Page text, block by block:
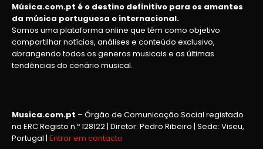
Música.com.pt é o destino definitivo para os amantes
da música portuguesa e internacional.
Somos uma plataforma online que têm como objetivo
compartilhar notícias, análises e conteúdo exclusivo,
abrangendo todos os generos musicais e as últimas
tendências do cenário musical.
Musica.com.pt – Órgão de Comunicação Social registado
na ERC Registo n.º 128122 | Diretor: Pedro Ribeiro | Sede: Viseu,
Portugal | Entrar em contacto